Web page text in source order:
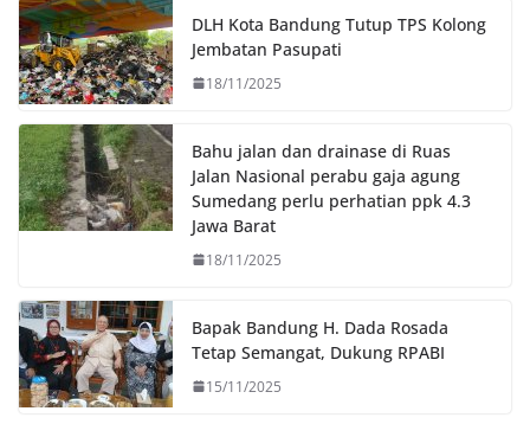
o
k
r
p
p
n
k
DLH Kota Bandung Tutup TPS Kolong
Jembatan Pasupati
18/11/2025
Bahu jalan dan drainase di Ruas
Jalan Nasional perabu gaja agung
Sumedang perlu perhatian ppk 4.3
Jawa Barat
18/11/2025
Bapak Bandung H. Dada Rosada
Tetap Semangat, Dukung RPABI
15/11/2025